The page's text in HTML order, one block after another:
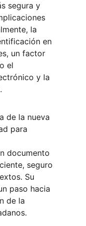
segura y
la
en
un factor
el
y la
de la nueva
para
documento
seguro
Su
paso hacia
de la